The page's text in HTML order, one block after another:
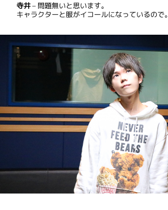
寺井– 問題無いと思います。
キャラクターと服がイコールになっているので。